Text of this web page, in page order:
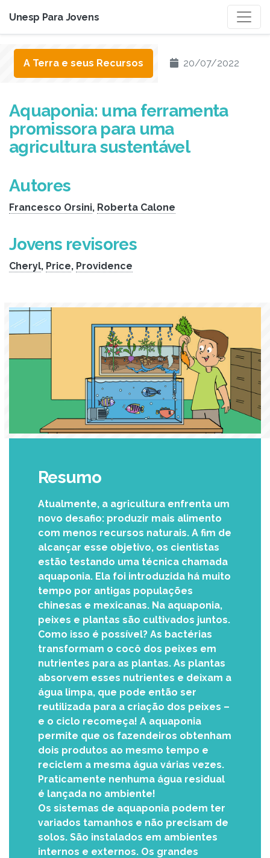
Unesp Para Jovens
A Terra e seus Recursos 20/07/2022
Aquaponia: uma ferramenta
promissora para uma
agricultura sustentável
Autores
Francesco Orsini, Roberta Calone
Jovens revisores
Cheryl, Price, Providence
Resumo
Atualmente, a agricultura enfrenta um
novo desafio: produzir mais alimento
com menos recursos naturais. A fim de
alcançar esse objetivo, os cientistas
estão testando uma técnica chamada
aquaponia. Ela foi introduzida há muito
tempo por antigas populações
chinesas e mexicanas. Na aquaponia,
peixes e plantas são cultivados juntos.
Como isso é possível? As bactérias
transformam o cocô dos peixes em
nutrientes para as plantas. As plantas
absorvem esses nutrientes e deixam a
água limpa, que pode então ser
reutilizada para a criação dos peixes –
e o ciclo recomeça! A aquaponia
permite que os fazendeiros obtenham
dois produtos ao mesmo tempo e
reciclem a mesma água várias vezes.
Praticamente nenhuma água residual
é lançada no ambiente!
Os sistemas de aquaponia podem ter
variados tamanhos e não precisam de
solos. São instalados em ambientes
internos e externos. Os grandes